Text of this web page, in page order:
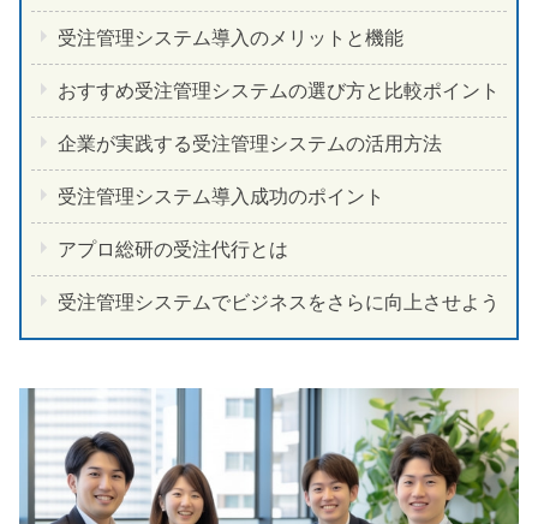
受注管理システム導入のメリットと機能
おすすめ受注管理システムの選び方と比較ポイント
企業が実践する受注管理システムの活用方法
受注管理システム導入成功のポイント
アプロ総研の受注代行とは
受注管理システムでビジネスをさらに向上させよう